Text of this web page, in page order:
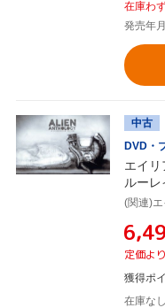
在庫わ
発売年
中古
DVD・
エイ
ルー
(関連)
定価よ
獲得ポ
在庫なし